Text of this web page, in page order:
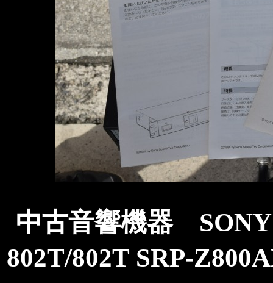
中古音響機器 SONY
802T/802T SRP-